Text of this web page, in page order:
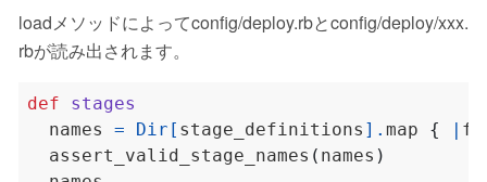
loadメソッドによってconfig/deploy.rbとconfig/deploy/xxx.
rbが読み出されます。
def
stages
  names
= Dir [ stage_definitions ]. map { | f
  assert_valid_stage_names
( names )